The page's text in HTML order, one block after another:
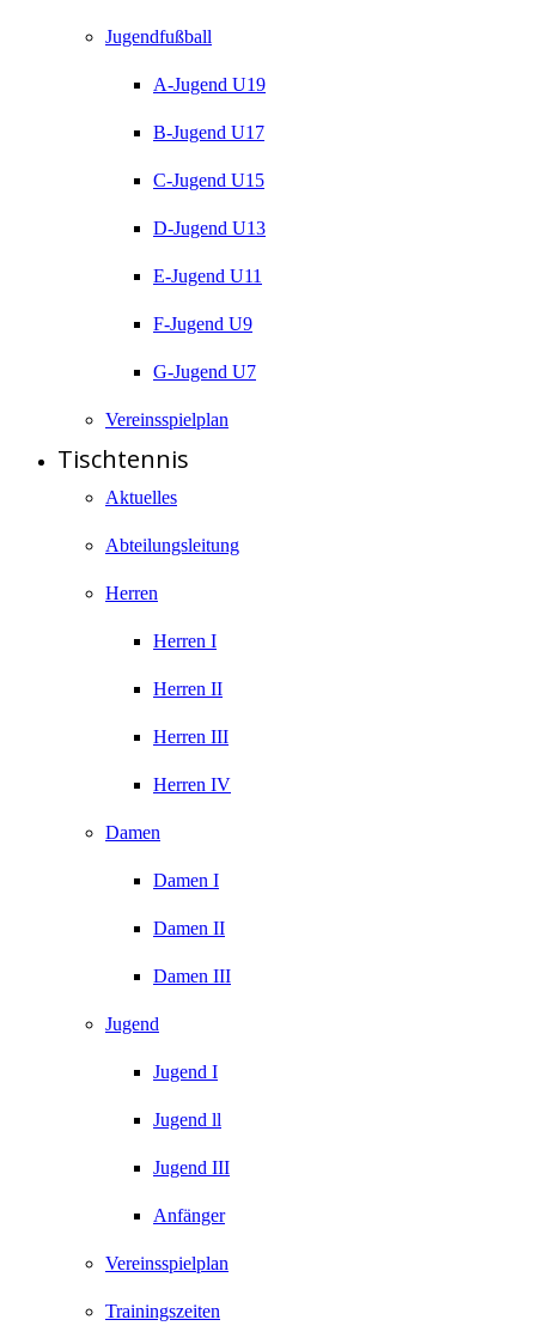
Jugendfußball
A-Jugend U19
B-Jugend U17
C-Jugend U15
D-Jugend U13
E-Jugend U11
F-Jugend U9
G-Jugend U7
Vereinsspielplan
Tischtennis
Aktuelles
Abteilungsleitung
Herren
Herren I
Herren II
Herren III
Herren IV
Damen
Damen I
Damen II
Damen III
Jugend
Jugend I
Jugend ll
Jugend III
Anfänger
Vereinsspielplan
Trainingszeiten